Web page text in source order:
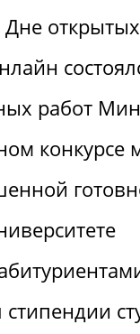
работ
конкурсе